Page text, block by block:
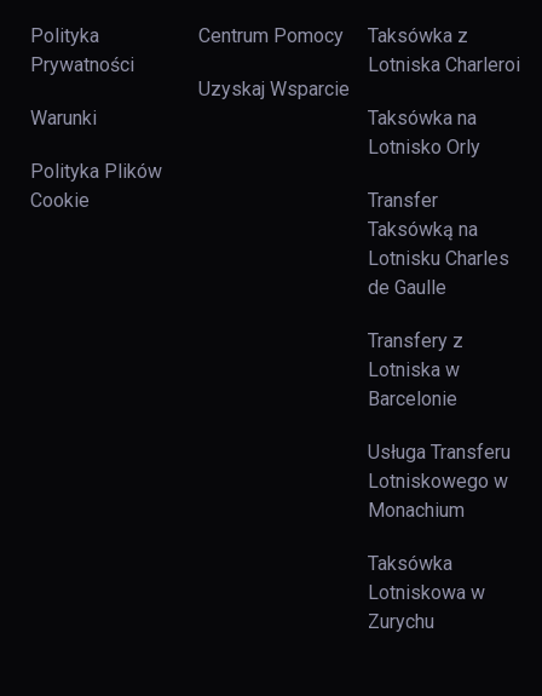
Polityka
Prywatności
Warunki
Polityka Plików
Cookie
Centrum Pomocy
Uzyskaj Wsparcie
Taksówka z
Lotniska Charleroi
Taksówka na
Lotnisko Orly
Transfer
Taksówką na
Lotnisku Charles
de Gaulle
Transfery z
Lotniska w
Barcelonie
Usługa Transferu
Lotniskowego w
Monachium
Taksówka
Lotniskowa w
Zurychu